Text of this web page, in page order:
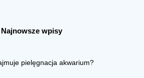
Najnowsze wpisy
pielęgnacja akwarium?